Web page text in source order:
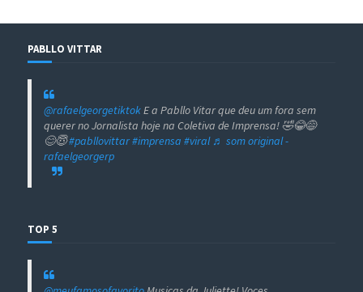
PABLLO VITTAR
@rafaelgeorgetiktokE a Pabllo Vitar que deu um fora sem
querer no Jornalista hoje na Coletiva de Imprensa! 🤣😂😅
😊😇#pabllovittar#imprensa #viral ♬ som original -
rafaelgeorgerp
TOP 5